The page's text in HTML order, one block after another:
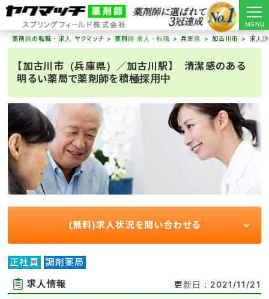
MENU
薬剤師の転職・求人 ヤクマッチ
薬剤師 求人・転職 兵庫県 加古川市 求人
【加古川市（兵庫県）／加古川駅】 清潔感のある
明るい薬局で薬剤師を積極採用中
(無料)求人状況を問い合わせる
正社員
調剤薬局
求人情報
更新日：2021/11/21